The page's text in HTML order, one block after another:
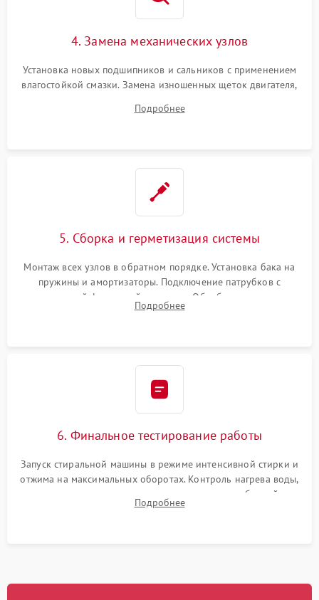
4. Замена механических узлов
Установка новых подшипников и сальников с применением
влагостойкой смазки. Замена изношенных щеток двигателя,
или поврежденной резиновой манжеты.
Подробнее
5. Сборка и герметизация системы
Монтаж всех узлов в обратном порядке. Установка бака на
пружины и амортизаторы. Подключение патрубков с
надежной фиксацией хомутами. Обработка стыков
герметиком для предотвращения возможных протечек воды.
Подробнее
6. Финальное тестирование работы
Запуск стиральной машины в режиме интенсивной стирки и
отжима на максимальных оборотах. Контроль нагрева воды,
корректности слива, отсутствия излишних вибраций,
посторонних стуков и протечек под корпусом.
Подробнее